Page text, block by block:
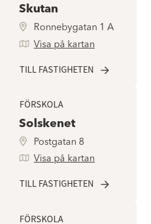
Skutan
Ronnebygatan 1 A
Visa på kartan
TILL FASTIGHETEN
FÖRSKOLA
Solskenet
Postgatan 8
Visa på kartan
TILL FASTIGHETEN
FÖRSKOLA